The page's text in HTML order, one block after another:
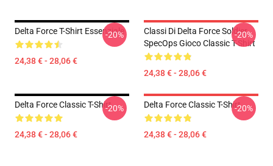
Delta Force T-Shirt Essenziale
24,38 € - 28,06 €
-20%
Classi Di Delta Force Soldier
SpecOps Gioco Classic T-Shirt
24,38 € - 28,06 €
-20%
Delta Force Classic T-Shirt
24,38 € - 28,06 €
-20% Delta Force Classic T-Shirt
24,38 € - 28,06 €
-20%